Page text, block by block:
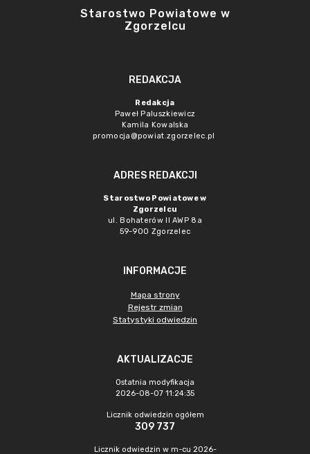
Starostwo Powiatowe w
Zgorzelcu
REDAKCJA
Redakcja
Paweł Paluszkiewicz
Kamila Kowalska
promocja@powiat.zgorzelec.pl
ADRES REDAKCJI
Starostwo Powiatowe w
Zgorzelcu
ul. Bohaterów II AWP 8a
59-900 Zgorzelec
INFORMACJE
Mapa strony
Rejestr zmian
Statystyki odwiedzin
AKTUALIZACJE
Ostatnia modyfikacja
2026-08-07 11:24:35
Licznik odwiedzin ogółem
309 737
Licznik odwiedzin w m-cu 2026-